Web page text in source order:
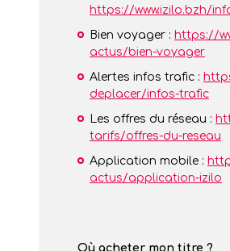
https://www.izilo.bzh/
Bien voyager : https://
actus/bien-voyager
Alertes infos trafic :
deplacer/infos-trafic
Les offres du réseau :
tarifs/offres-du-reseau
Application mobile :
actus/application-izilo
Où acheter mon titre ?